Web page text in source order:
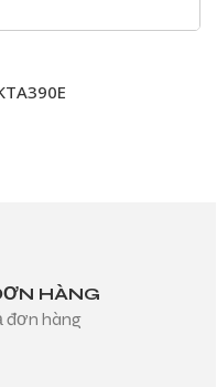
HÀNG
đơn hàng